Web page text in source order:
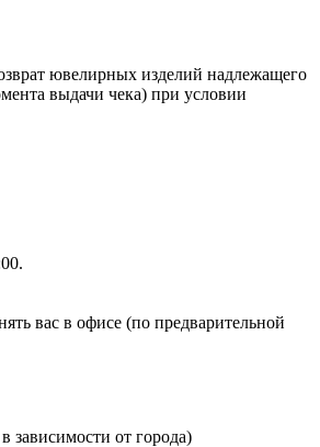
ювелирных изделий надлежащего
выдачи чека) при условии
вас в офисе (по предварительной
зависимости от города)